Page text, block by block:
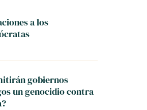
a los
gobiernos
un genocidio contra